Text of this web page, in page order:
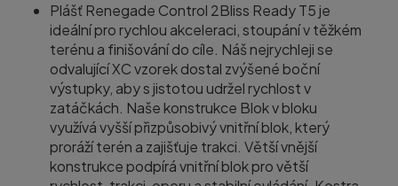
Plášť Renegade Control 2Bliss Ready T5 je
ideální pro rychlou akceleraci, stoupání v těžkém
terénu a finišování do cíle. Náš nejrychleji se
odvalující XC vzorek dostal zvýšené boční
výstupky, aby s jistotou udržel rychlost v
zatáčkách. Naše konstrukce Blok v bloku
využívá vyšší přizpůsobivý vnitřní blok, který
proráží terén a zajišťuje trakci. Větší vnější
konstrukce podpírá vnitřní blok pro větší